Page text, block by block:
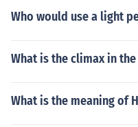
Who would use a light
What is the climax in
What is the meaning of